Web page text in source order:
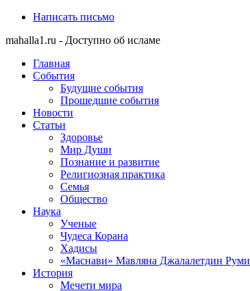
Написать письмо
mahalla1.ru - Доступно об исламе
Главная
События
Будущие события
Прошедшие события
Новости
Статьи
Здоровье
Мир Души
Познание и развитие
Религиозная практика
Семья
Общество
Наука
Ученые
Чудеса Корана
Хадисы
«Маснави» Мавляна Джалалетдин Руми
История
Мечети мира